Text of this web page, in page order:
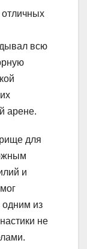
всю
арене.
для
и
одним из
не